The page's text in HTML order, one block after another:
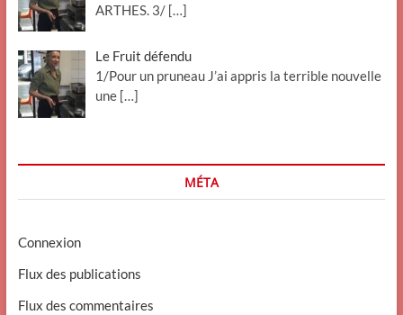
ARTHES. 3/ […]
Le Fruit défendu
1/Pour un pruneau J’ai appris la terrible nouvelle
une […]
MÉTA
Connexion
Flux des publications
Flux des commentaires